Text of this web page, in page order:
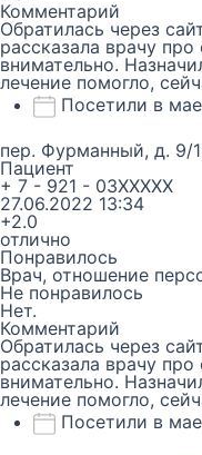
Комментарий
Обратилась через
рассказала врачу
внимательно.
лечение помогло,
Посетили в
пер. Фурманный, д. 9/
Пациент
+ 7 - 921 - 03XXXXX
27.06.2022 13:34
+2.0
отлично
Понравилось
Врач, отношение
Не понравилось
Нет.
Комментарий
Обратилась через
рассказала врачу
внимательно.
лечение помогло,
Посетили в